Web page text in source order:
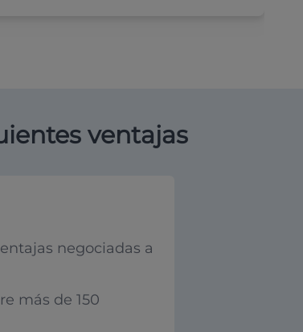
ventajas
negociadas a
más de 150